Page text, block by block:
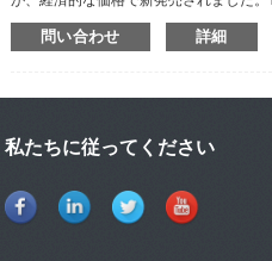
搭載しています。
問い合わせ 詳細
私たちに従ってください